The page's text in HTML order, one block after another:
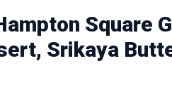
Square
Srikaya